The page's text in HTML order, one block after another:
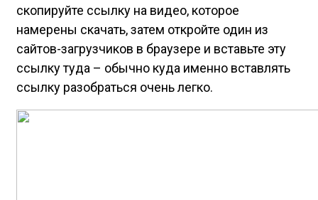
скопируйте ссылку на видео, которое
намерены скачать, затем откройте один из
сайтов-загрузчиков в браузере и вставьте эту
ссылку туда – обычно куда именно вставлять
ссылку разобраться очень легко.